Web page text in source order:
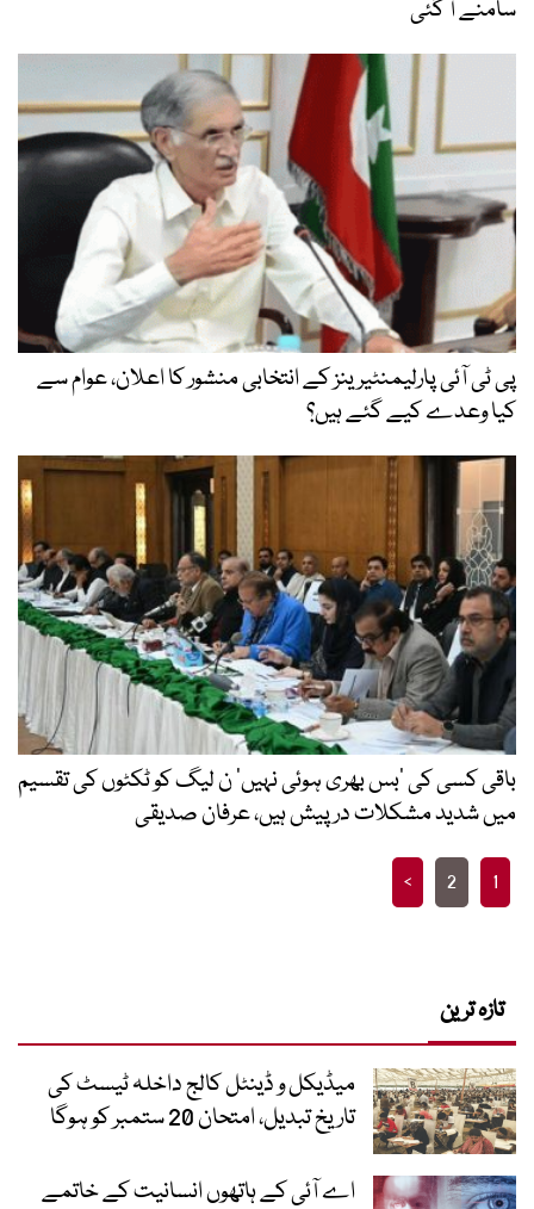
سامنے آ گئی
پی ٹی آئی پارلیمنٹیرینز کے انتخابی منشور کا اعلان، عوام سے
کیا وعدے کیے گئے ہیں؟
باقی کسی کی ’بس بھری ہوئی نہیں‘ ن لیگ کو ٹکٹوں کی تقسیم
میں شدید مشکلات درپیش ہیں، عرفان صدیقی
Posts
pagination
1
2
>
تازہ ترین
میڈیکل و ڈینٹل کالج داخلہ ٹیسٹ کی
تاریخ تبدیل، امتحان 20 ستمبر کو ہوگا
اے آئی کے ہاتھوں انسانیت کے خاتمے